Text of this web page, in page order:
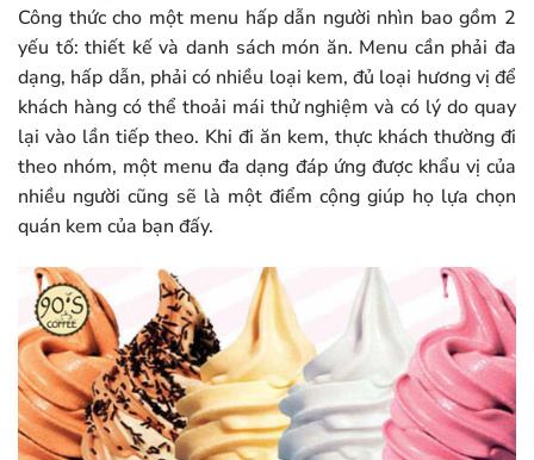
Công thức cho một menu hấp dẫn người nhìn bao gồm 2
yếu tố: thiết kế và danh sách món ăn. Menu cần phải đa
dạng, hấp dẫn, phải có nhiều loại kem, đủ loại hương vị để
khách hàng có thể thoải mái thử nghiệm và có lý do quay
lại vào lần tiếp theo. Khi đi ăn kem, thực khách thường đi
theo nhóm, một menu đa dạng đáp ứng được khẩu vị của
nhiều người cũng sẽ là một điểm cộng giúp họ lựa chọn
quán kem của bạn đấy.